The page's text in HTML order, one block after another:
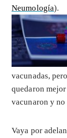
Neumología).
vacunadas,
quedaron
vacunaron y
Vaya por